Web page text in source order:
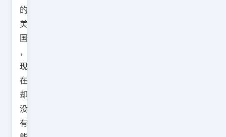
的
美
国
，
现
在
却
没
有